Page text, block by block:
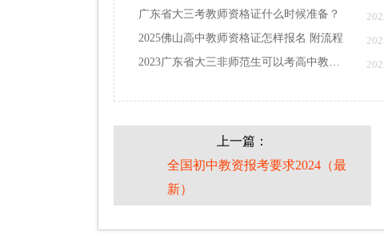
广东省大三考教师资格证什么时候准备？
2025佛山高中教师资格证怎样报名 附流程
上一篇：
全国初中教资报考要求2024（最
新）